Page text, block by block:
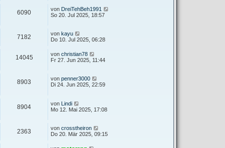
6090 von DreiTehBeh1991
So 20. Jul 2025, 18:57
7182 von kayu
Do 10. Jul 2025, 06:28
14045 von christian78
Fr 27. Jun 2025, 11:44
8903 von penner3000
Di 24. Jun 2025, 22:59
8904 von Lindi
Mo 12. Mai 2025, 17:08
2363 von crosstheiron
Do 20. Mär 2025, 09:15